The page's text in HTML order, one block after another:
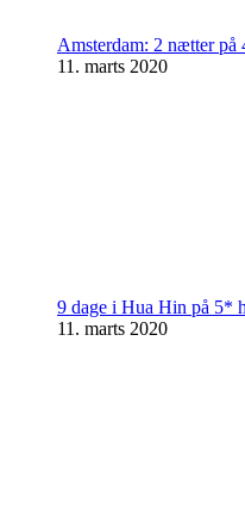
Amsterdam: 2 nætter
11. marts 2020
9 dage i Hua Hin på 5*
11. marts 2020